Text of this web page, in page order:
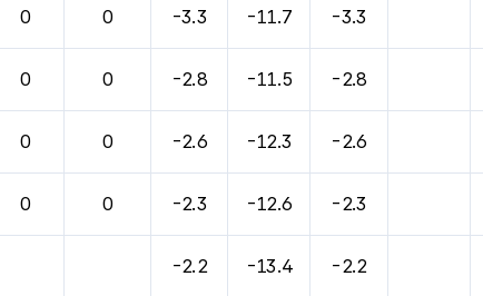
0 0 -3.3 -11.7 -3.3
0 0 -2.8 -11.5 -2.8
0 0 -2.6 -12.3 -2.6
0 0 -2.3 -12.6 -2.3
-2.2 -13.4 -2.2